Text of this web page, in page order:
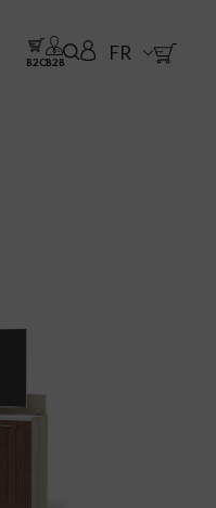
B2CB2B FR